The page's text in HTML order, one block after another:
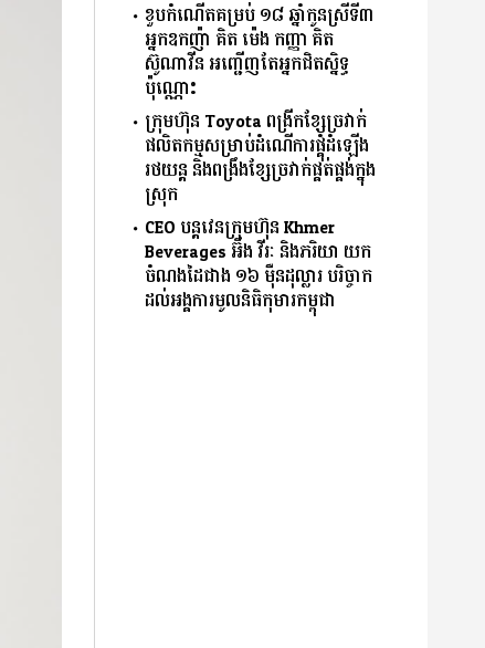
ខួបកំណើតគម្រប់ ១៨ ឆ្នាំកូនស្រីទី៣
អ្នកឧកញ៉ា គិត ម៉េង កញ្ញា គិត
ស៊ូណាវីន អញ្ជើញតែអ្នកជិតស្និទ្ធ
ប៉ុណ្ណោះ
ក្រុមហ៊ុន Toyota ពង្រីកខ្សែច្រវាក់
ផលិតកម្មសម្រាប់ដំណើការផ្គុំដំឡើង
រថយន្ត និងពង្រឹងខ្សែច្រវាក់ផ្គត់ផ្គង់ក្នុង
ស្រុក
CEO បន្តវេនក្រុមហ៊ុន Khmer
Beverages អ៊ឹង វីរៈ និងភរិយា យក
ចំណងដៃជាង ១៦ ម៉ឺនដុល្លារ បរិច្ចាក
ដល់អង្គការមូលនិធិកុមារកម្ពុជា